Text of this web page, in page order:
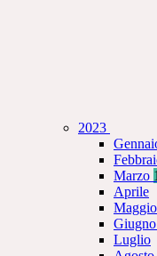
2023
Marzo
Aprile
Maggio
Giugno
Luglio